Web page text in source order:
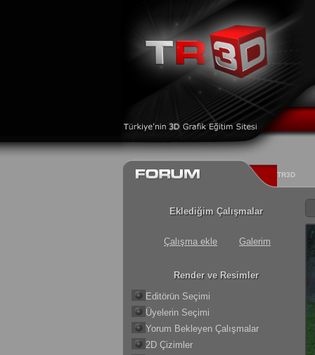
TR3D
Eklediğim Çalışmalar
Çalışma ekle Galerim
Render ve Resimler
Editörün Seçimi
Üyelerin Seçimi
Yorum Bekleyen Çalışmalar
2D Çizimler